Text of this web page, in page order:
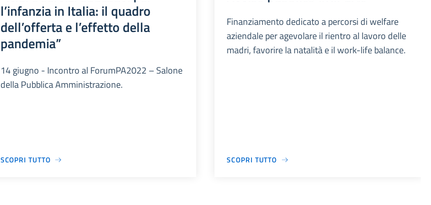
l’infanzia in Italia: il quadro
dell’offerta e l’effetto della
pandemia”
14 giugno - Incontro al ForumPA2022 – Salone
della Pubblica Amministrazione.
SCOPRI TUTTO
Finanziamento dedicato a percorsi di welfare
aziendale per agevolare il rientro al lavoro delle
madri, favorire la natalità e il work-life balance.
SCOPRI TUTTO